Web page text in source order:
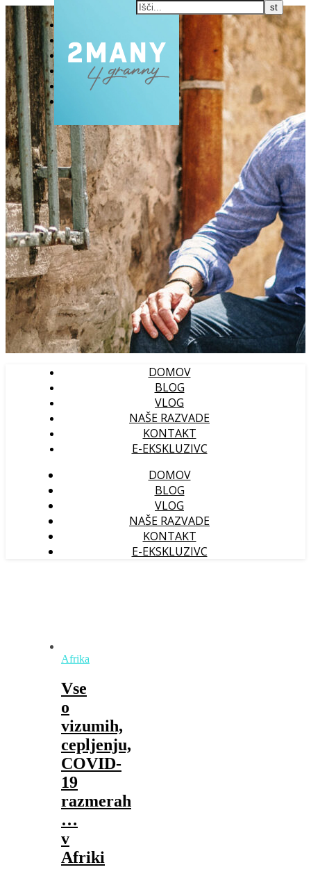
BLOG
VLOG
NAŠE RAZVADE
KONTAKT
DOMOV
BLOG
VLOG
NAŠE RAZVADE
KONTAKT
E-EKSKLUZIVC
DOMOV
BLOG
VLOG
NAŠE RAZVADE
KONTAKT
E-EKSKLUZIVC
Afrika
Vse
o
vizumih,
cepljenju,
COVID-
19
razmerah
…
v
Afriki